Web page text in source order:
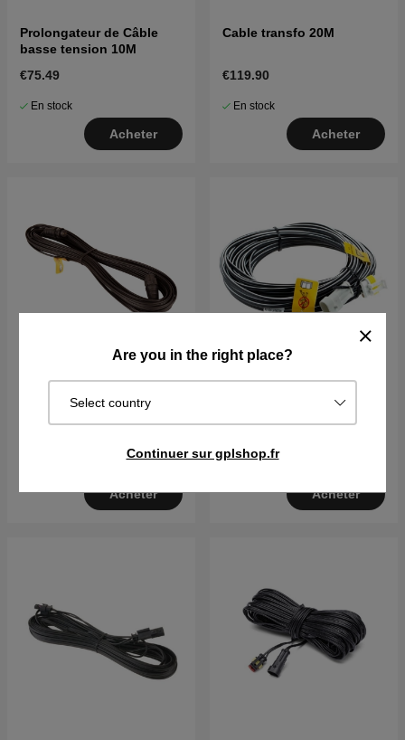
Are you in the right place?
Select country
Continuer sur gplshop.fr
Prolongateur de Câble
basse tension 10M
€75.49
En stock
Acheter
Cable transfo 20M
€119.90
En stock
Acheter
Acheter
basse tension 20M
Acheter